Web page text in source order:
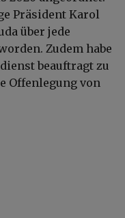
Präsident Karol
über jede
Zudem habe
beauftragt zu
Offenlegung von